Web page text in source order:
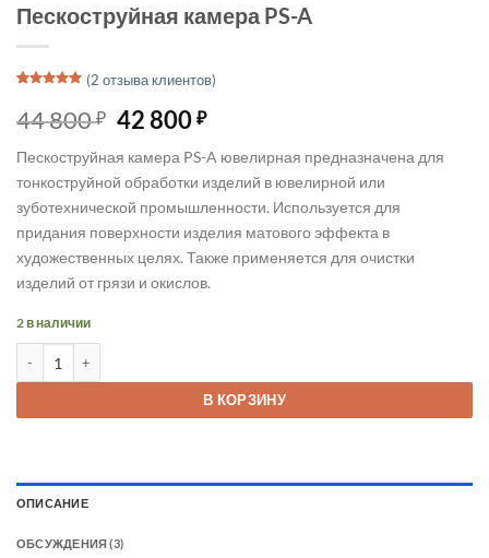
Пескоструйная камера PS-A
из 5 на
основе
пользователя
(2 отзыва клиентов)
44 800₽ Первоначальная
составляла
44 800 ₽.
42 800₽Текущая
42 800 ₽.
Пескоструйная камера PS-A ювелирная предназначена для
тонкоструйной обработки изделий в ювелирной или
зуботехнической промышленности. Используется для
придания поверхности изделия матового эффекта в
художественных целях. Также применяется для очистки
изделий от грязи и окислов.
2 в наличии
В КОРЗИНУ
ОПИСАНИЕ
ОБСУЖДЕНИЯ (3)